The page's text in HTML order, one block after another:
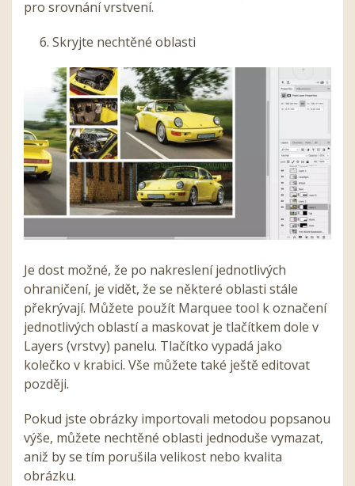
pro srovnání vrstvení.
6. Skryjte nechtěné oblasti
Je dost možné, že po nakreslení jednotlivých
ohraničení, je vidět, že se některé oblasti stále
překrývají. Můžete použít Marquee tool k označení
jednotlivých oblastí a maskovat je tlačítkem dole v
Layers (vrstvy) panelu. Tlačítko vypadá jako
kolečko v krabici. Vše můžete také ještě editovat
později.
Pokud jste obrázky importovali metodou popsanou
výše, můžete nechtěné oblasti jednoduše vymazat,
aniž by se tím porušila velikost nebo kvalita
obrázku.